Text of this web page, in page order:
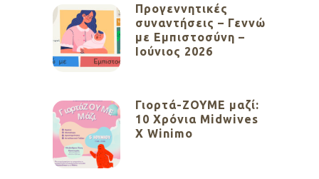
Προγεννητικές
συναντήσεις – Γεννώ
με Εμπιστοσύνη –
Ιούνιος 2026
Γιορτά-ΖΟΥΜΕ μαζί:
10 Χρόνια Midwives
X Winimo